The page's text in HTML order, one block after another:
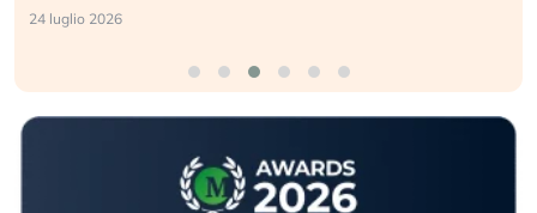
24 luglio 2026